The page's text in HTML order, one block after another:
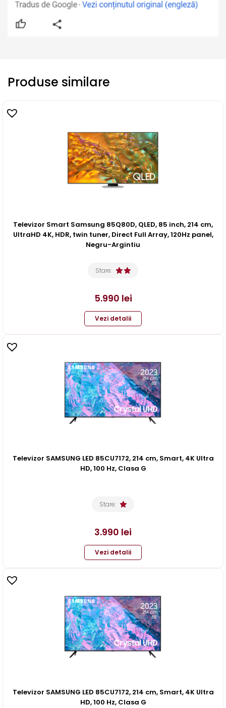
Produse similare
Televizor Smart Samsung 85Q80D, QLED, 85 inch, 214 cm,
UltraHD 4K, HDR, twin tuner, Direct Full Array, 120Hz panel,
Negru-Argintiu
Stare:
5.990 lei
Vezi detalii
Televizor SAMSUNG LED 85CU7172, 214 cm, Smart, 4K Ultra
HD, 100 Hz, Clasa G
Stare:
3.990 lei
Vezi detalii
Televizor SAMSUNG LED 85CU7172, 214 cm, Smart, 4K Ultra
HD, 100 Hz, Clasa G